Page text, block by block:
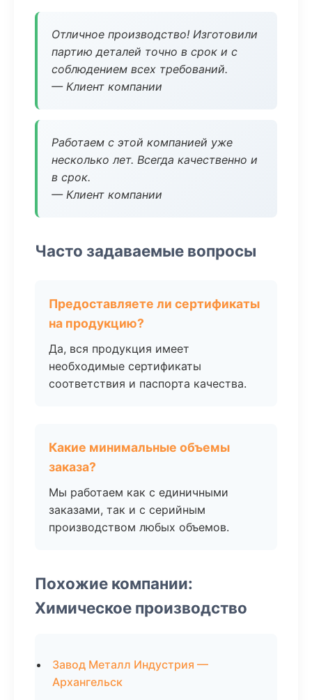
Отличное производство! Изготовили
партию деталей точно в срок и с
соблюдением всех требований.
— Клиент компании
Работаем с этой компанией уже
несколько лет. Всегда качественно и
в срок.
— Клиент компании
Часто задаваемые вопросы
Предоставляете ли сертификаты
на продукцию?
Да, вся продукция имеет
необходимые сертификаты
соответствия и паспорта качества.
Какие минимальные объемы
заказа?
Мы работаем как с единичными
заказами, так и с серийным
производством любых объемов.
Похожие компании:
Химическое производство
Завод Металл Индустрия —
Архангельск